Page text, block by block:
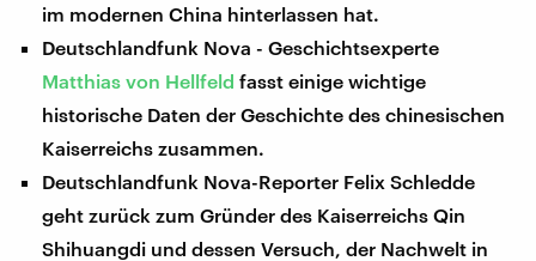
im modernen China hinterlassen hat.
Deutschlandfunk Nova - Geschichtsexperte
Matthias von Hellfeld fasst einige wichtige
historische Daten der Geschichte des chinesischen
Kaiserreichs zusammen.
Deutschlandfunk Nova-Reporter Felix Schledde
geht zurück zum Gründer des Kaiserreichs Qin
Shihuangdi und dessen Versuch, der Nachwelt in